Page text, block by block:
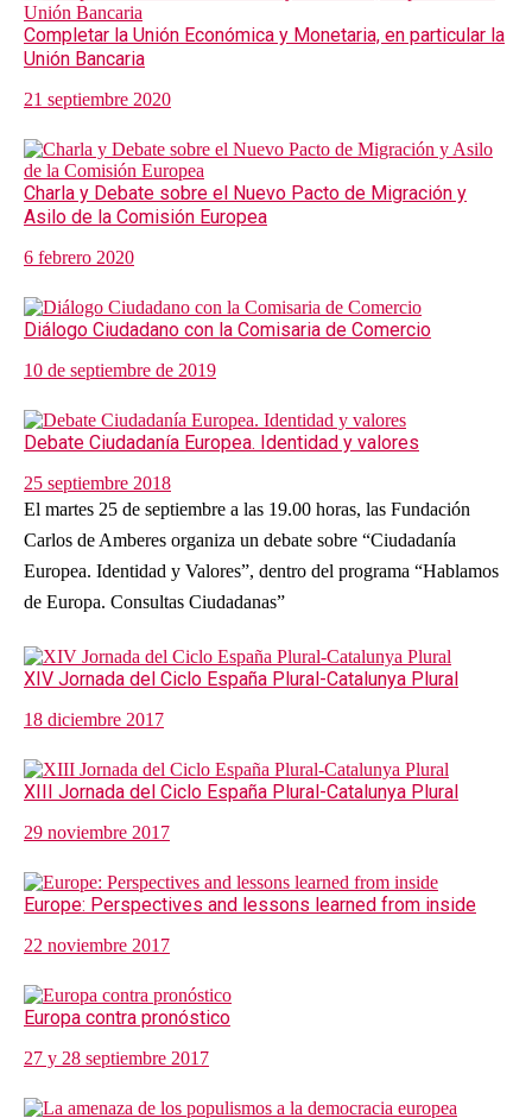
Completar la Unión Económica y Monetaria, en particular la
Unión Bancaria
21 septiembre 2020
Charla y Debate sobre el Nuevo Pacto de Migración y
Asilo de la Comisión Europea
6 febrero 2020
Diálogo Ciudadano con la Comisaria de Comercio
10 de septiembre de 2019
Debate Ciudadanía Europea. Identidad y valores
25 septiembre 2018
El martes 25 de septiembre a las 19.00 horas, las Fundación
Carlos de Amberes organiza un debate sobre “Ciudadanía
Europea. Identidad y Valores”, dentro del programa “Hablamos
de Europa. Consultas Ciudadanas”
XIV Jornada del Ciclo España Plural-Catalunya Plural
18 diciembre 2017
XIII Jornada del Ciclo España Plural-Catalunya Plural
29 noviembre 2017
Europe: Perspectives and lessons learned from inside
22 noviembre 2017
Europa contra pronóstico
27 y 28 septiembre 2017